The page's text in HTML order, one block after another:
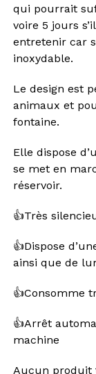
qui pourrait
voire 5 jours
entretenir car
inoxydable.
Le design est
animaux et
fontaine.
Elle dispose
se met en
réservoir.
👍Très
👍Dispose
ainsi que de
👍Consomme
👍Arrêt
machine
Aucun produit